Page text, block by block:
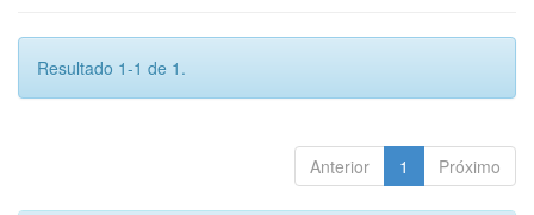
Resultado 1-1 de 1.
Anterior 1 Próximo